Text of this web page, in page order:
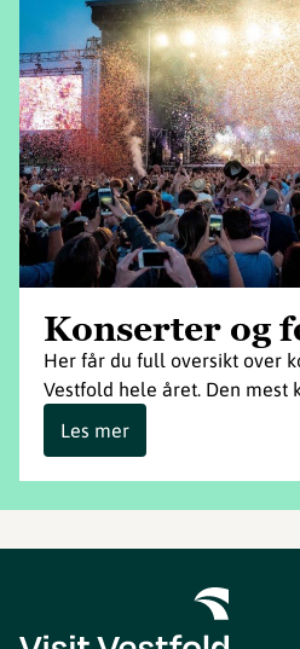
Konserter og
Her får du full oversikt over
Vestfold hele året. Den mest
Les mer